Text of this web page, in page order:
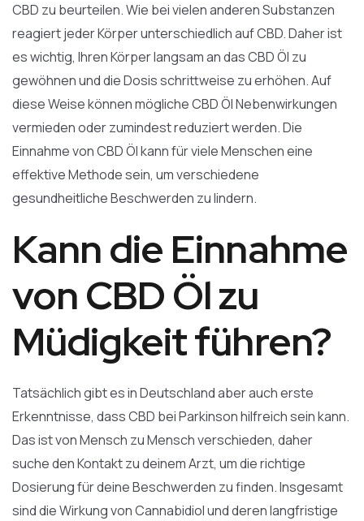
CBD zu beurteilen. Wie bei vielen anderen Substanzen
reagiert jeder Körper unterschiedlich auf CBD. Daher ist
es wichtig, Ihren Körper langsam an das CBD Öl zu
gewöhnen und die Dosis schrittweise zu erhöhen. Auf
diese Weise können mögliche CBD Öl Nebenwirkungen
vermieden oder zumindest reduziert werden. Die
Einnahme von CBD Öl kann für viele Menschen eine
effektive Methode sein, um verschiedene
gesundheitliche Beschwerden zu lindern.
Kann die Einnahme
von CBD Öl zu
Müdigkeit führen?
Tatsächlich gibt es in Deutschland aber auch erste
Erkenntnisse, dass CBD bei Parkinson hilfreich sein kann.
Das ist von Mensch zu Mensch verschieden, daher
suche den Kontakt zu deinem Arzt, um die richtige
Dosierung für deine Beschwerden zu finden. Insgesamt
sind die Wirkung von Cannabidiol und deren langfristige